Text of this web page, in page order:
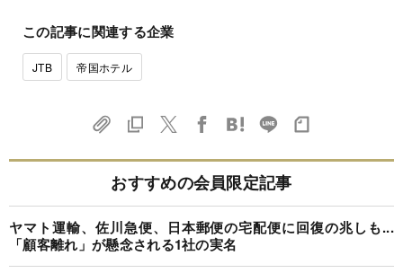
この記事に関連する企業
JTB 帝国ホテル
おすすめの会員限定記事
ヤマト運輸、佐川急便、日本郵便の宅配便に回復の兆しも...
「顧客離れ」が懸念される1社の実名